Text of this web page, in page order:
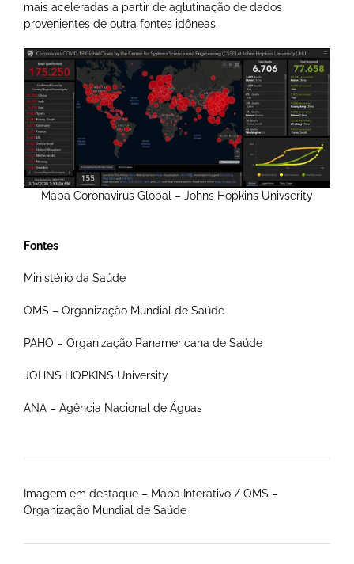
mais aceleradas a partir de aglutinação de dados
provenientes de outra fontes idôneas.
Mapa Coronavirus Global – Johns Hopkins Univserity
Fontes
Ministério da Saúde
OMS – Organização Mundial de Saúde
PAHO – Organização Panamericana de Saúde
JOHNS HOPKINS University
ANA – Agência Nacional de Águas
Imagem em destaque – Mapa Interativo / OMS –
Organização Mundial de Saúde